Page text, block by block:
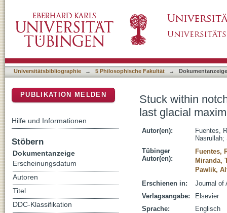
Holocene in North Sulawesi
Universitätsbibliographie → 5 Philosophische Fakultät → Dokumentanzeige
Stuck within
last glacial
Autor(en):
Fuentes,
Nasrullah;
Tübinger
Autor(en):
Fuentes,
Miranda,
Pawlik,
Erschienen in:
Journal of
Verlagsangabe:
Elsevier
Sprache:
Englisch
PUBLIKATION MELDEN
Hilfe und Informationen
Stöbern
Dokumentanzeige
Erscheinungsdatum
Autoren
Titel
DDC-Klassifikation